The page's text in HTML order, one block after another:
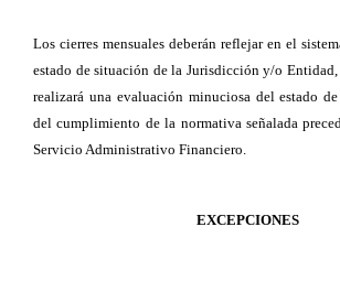
Los cierres mensuales deberán reflejar en el
estado de situación de la Jurisdicción y/o
realizará una evaluación minuciosa del estado
del cumplimiento de la normativa señalada
Servicio Administrativo Financiero.
EXCEPCIONES